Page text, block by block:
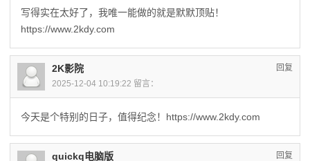
写得实在太好了，我唯一能做的就是默默顶贴！
https://www.2kdy.com
2K影院
2025-12-04 10:19:22 留言：
回复
今天是个特别的日子，值得纪念！https://www.2kdy.com
quickq电脑版 回复